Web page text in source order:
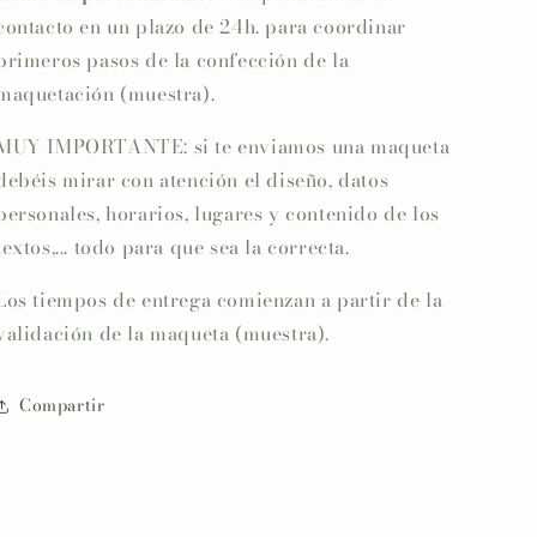
en un plazo de 24h. para coordinar
pasos de la confección de la
(muestra).
IMPORTANTE: si te enviamos una maqueta
mirar con atención el diseño, datos
horarios, lugares y contenido de los
todo para que sea la correcta.
tiempos de entrega comienzan a partir de la
de la maqueta (muestra).
Compartir